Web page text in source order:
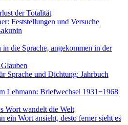
der Totalität
Feststellungen und Versuche
die Sprache, angekommen in der
Sprache und Dichtung: Jahrbuch
Lehmann: Briefwechsel 1931−1968
Wort wandelt die Welt
ein Wort ansieht, desto ferner sieht es